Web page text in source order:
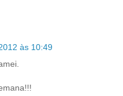
às 10:49